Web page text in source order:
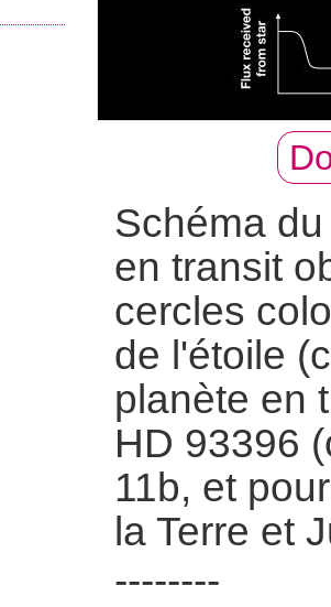
Schéma
en transit
cercles
de l'étoile
planète en
HD 93396
11b, et
la Terre et
--------